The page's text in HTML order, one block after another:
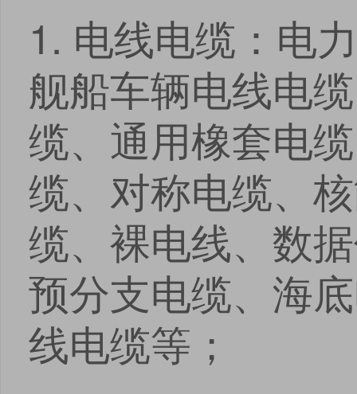
1. 电线电缆：电
舰船车辆电线电
缆、通用橡套电
缆、对称电缆、
缆、裸电线、数
预分支电缆、海
线电缆等；